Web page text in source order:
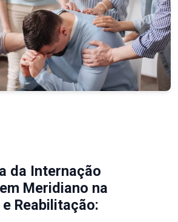
da Internação
Meridiano na
Reabilitação: